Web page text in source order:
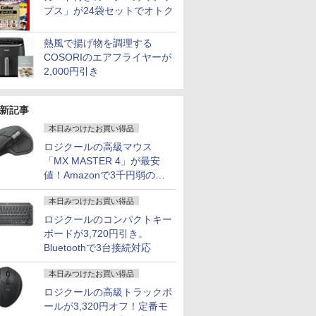
プス」が24袋セットでオトク
熱風で揚げ物を調理する
COSORIのエアフライヤーが
2,000円引き
記事
本日みつけたお買い得品
ロジクールの高級マウス
「MX MASTER 4」が最安
値！Amazonで3千円弱の割
引
本日みつけたお買い得品
ロジクールのコンパクトキー
ボードが3,720円引き。
Bluetoothで3台接続対応
本日みつけたお買い得品
ロジクールの高級トラックボ
ールが3,320円オフ！定番モ